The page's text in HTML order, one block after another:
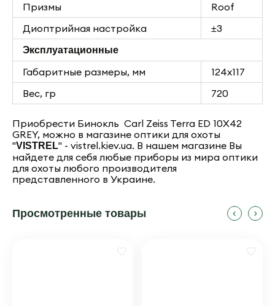
Призмы
Roof
Диоптрийная настройка
±3
Эксплуатационные
Габаритные размеры, мм
124х117
Вес, гр
720
Приобрести Бинокль Carl Zeiss Terra ED 10Х42
GREY, можно в магазине оптики для охоты
"VISTREL" - vistrel.kiev.ua. В нашем магазине Вы
найдете для себя любые приборы из мира оптики
для охоты любого производителя
представленного в Украине.
Просмотренные товары